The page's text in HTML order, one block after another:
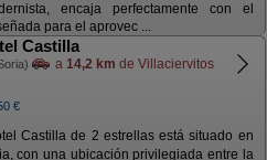
encaja perfectamente con el
para el aprovec ...
Castilla
a 14,2 km de Villaciervitos
€
Castilla de 2 estrellas está situado en
con una ubicación privilegiada entre la